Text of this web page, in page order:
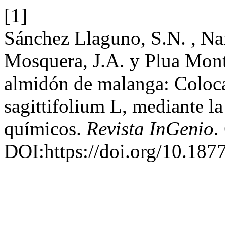
[1]
Sánchez Llaguno, S.N. ,
Mosquera, J.A. y Plua
almidón de malanga:
sagittifolium L, mediante
químicos. Revista InGenio.
DOI:https://doi.org/